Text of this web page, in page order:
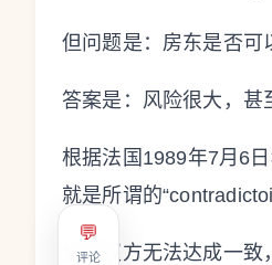
💬
评论
但问题是：房东是否可
答案是：风险很大，甚
根据法国1989年7月6
就是所谓的
如果双方无法达成一